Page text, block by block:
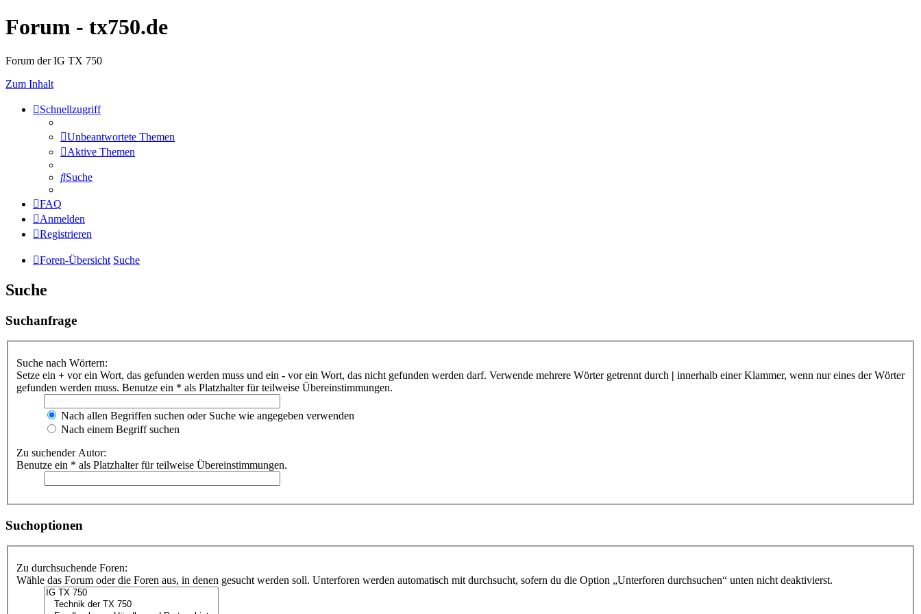
Forum - tx750.de
Forum der IG TX 750
Zum Inhalt
Schnellzugriff
Unbeantwortete Themen
Aktive Themen
Suche
FAQ
Anmelden
Registrieren
Foren-Übersicht Suche
Suche
Suchanfrage
Suche nach Wörtern:
Setze ein + vor ein Wort, das gefunden werden muss und ein - vor ein Wort, das nicht gefunden werden darf. Verwende mehrere Wörter getrennt durch | innerhalb einer Klammer, wenn nur eines der Wörter
gefunden werden muss. Benutze ein * als Platzhalter für teilweise Übereinstimmungen.
Nach allen Begriffen suchen oder Suche wie angegeben verwenden
Nach einem Begriff suchen
Zu suchender Autor:
Benutze ein * als Platzhalter für teilweise Übereinstimmungen.
Suchoptionen
Zu durchsuchende Foren:
Wähle das Forum oder die Foren aus, in denen gesucht werden soll. Unterforen werden automatisch mit durchsucht, sofern du die Option „Unterforen durchsuchen“ unten nicht deaktivierst.